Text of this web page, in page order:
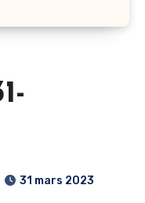
31 mars 2023